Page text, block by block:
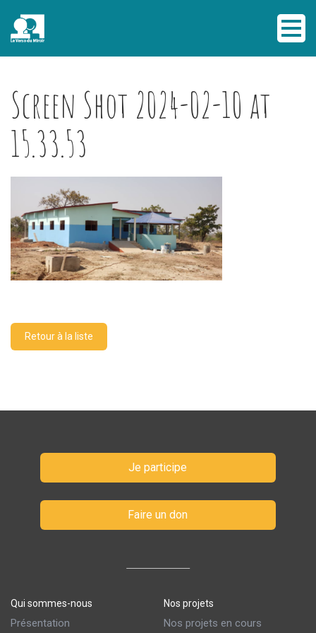
Screen Shot 2024-02-10 at
15.33.53
Retour à la liste
Je participe
Faire un don
Qui sommes-nous
Présentation
Nos projets
Nos projets en cours